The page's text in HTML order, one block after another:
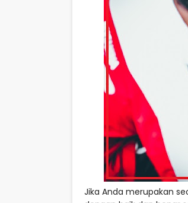
Jika Anda merupakan